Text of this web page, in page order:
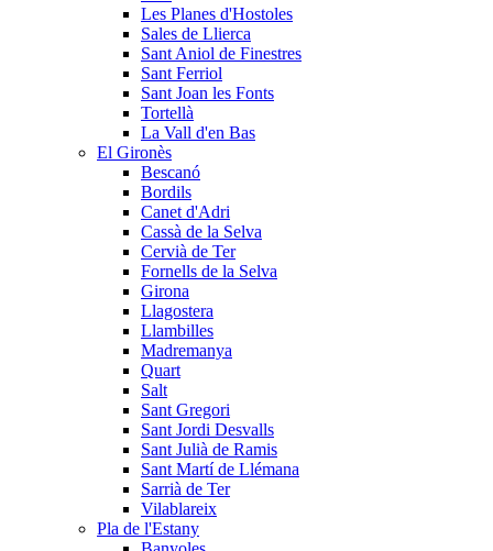
Les Planes d'Hostoles
Sales de Llierca
Sant Aniol de Finestres
Sant Ferriol
Sant Joan les Fonts
Tortellà
La Vall d'en Bas
El Gironès
Bescanó
Bordils
Canet d'Adri
Cassà de la Selva
Cervià de Ter
Fornells de la Selva
Girona
Llagostera
Llambilles
Madremanya
Quart
Salt
Sant Gregori
Sant Jordi Desvalls
Sant Julià de Ramis
Sant Martí de Llémana
Sarrià de Ter
Vilablareix
Pla de l'Estany